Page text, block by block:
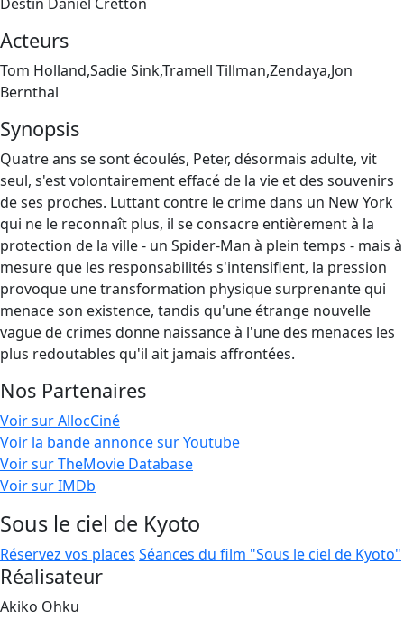
Acteurs
Tom Holland,Sadie Sink,Tramell Tillman,Zendaya,Jon
Bernthal
Synopsis
Quatre ans se sont écoulés, Peter, désormais adulte, vit
seul, s'est volontairement effacé de la vie et des souvenirs
de ses proches. Luttant contre le crime dans un New York
qui ne le reconnaît plus, il se consacre entièrement à la
protection de la ville - un Spider-Man à plein temps - mais à
mesure que les responsabilités s'intensifient, la pression
provoque une transformation physique surprenante qui
menace son existence, tandis qu'une étrange nouvelle
vague de crimes donne naissance à l'une des menaces les
plus redoutables qu'il ait jamais affrontées.
Nos Partenaires
Voir sur AllocCiné
Voir la bande annonce sur Youtube
Voir sur TheMovie Database
Voir sur IMDb
Sous le ciel de Kyoto
Réservez vos places Séances du film "Sous le ciel de Kyoto"
Réalisateur
Akiko Ohku